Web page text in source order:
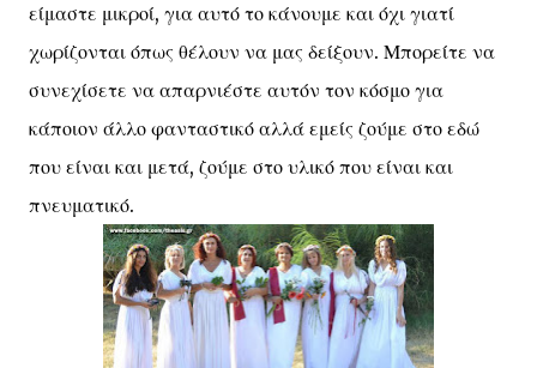
είμαστε μικροί, για αυτό το κάνουμε και όχι γιατί
χωρίζονται όπως θέλουν να μας δείξουν. Μπορείτε να
συνεχίσετε να απαρνιέστε αυτόν τον κόσμο για
κάποιον άλλο φανταστικό αλλά εμείς ζούμε στο εδώ
που είναι και μετά, ζούμε στο υλικό που είναι και
πνευματικό.